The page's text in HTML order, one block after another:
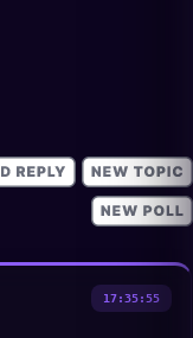
17:35:55